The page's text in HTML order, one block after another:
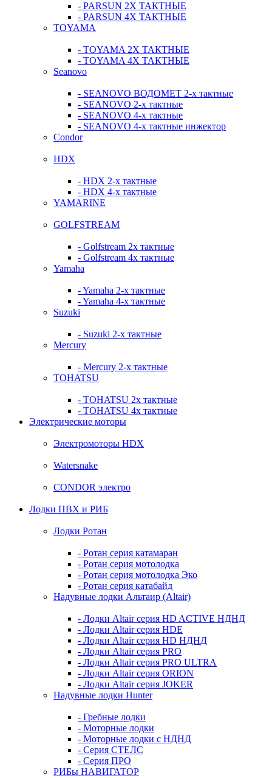
- PARSUN 2Х ТАКТНЫЕ
- PARSUN 4Х ТАКТНЫЕ
TOYAMA
- TOYAMA 2Х ТАКТНЫЕ
- TOYAMA 4Х ТАКТНЫЕ
Seanovo
- SEANOVO ВОДОМЕТ 2-х тактные
- SEANOVO 2-х тактные
- SEANOVO 4-х тактные
- SEANOVO 4-х тактные инжектор
Condor
HDX
- HDX 2-х тактные
- HDX 4-х тактные
YAMARINE
GOLFSTREAM
- Golfstream 2х тактные
- Golfstream 4х тактные
Yamaha
- Yamaha 2-х тактные
- Yamaha 4-х тактные
Suzuki
- Suzuki 2-х тактные
Mercury
- Mercury 2-х тактные
TOHATSU
- TOHATSU 2х тактные
- TOHATSU 4х тактные
Электрические моторы
Электромоторы HDX
Watersnake
CONDOR электро
Лодки ПВХ и РИБ
Лодки Ротан
- Ротан серия катамаран
- Ротан серия мотолодка
- Ротан серия мотолодка Эко
- Ротан серия катабайд
Надувные лодки Альтаир (Altair)
- Лодки Altair серия HD ACTIVE НДНД
- Лодки Altair серия HDE
- Лодки Altair серия HD НДНД
- Лодки Altair серия PRO
- Лодки Altair серия PRO ULTRA
- Лодки Altair серия ORION
- Лодки Altair серия JOKER
Надувные лодки Hunter
- Гребные лодки
- Моторные лодки
- Моторные лодки с НДНД
- Серия СТЕЛС
- Серия ПРО
РИБы НАВИГАТОР